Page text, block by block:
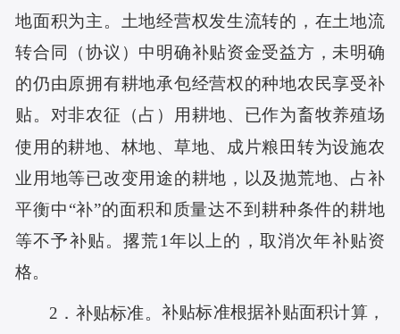
地面积为主。土地经营权发生流转的，在土地流
转合同（协议）中明确补贴资金受益方，未明确
的仍由原拥有耕地承包经营权的种地农民享受补
贴。对非农征（占）用耕地、已作为畜牧养殖场
使用的耕地、林地、草地、成片粮田转为设施农
业用地等已改变用途的耕地，以及抛荒地、占补
平衡中“补”的面积和质量达不到耕种条件的耕地
等不予补贴。撂荒1年以上的，取消次年补贴资
格。
2 ． 补贴标准。 补贴标准根据补贴面积计算，